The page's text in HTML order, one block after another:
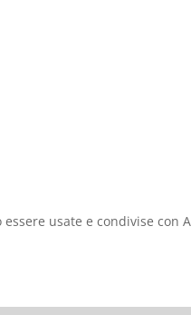
usate e condivise con